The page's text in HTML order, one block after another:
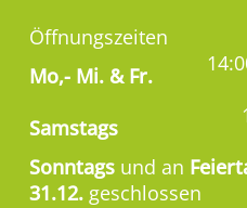
Öffnungszeiten
Mo,- Mi. & Fr.
Samstags
Sonntags und an
31.12. geschlossen